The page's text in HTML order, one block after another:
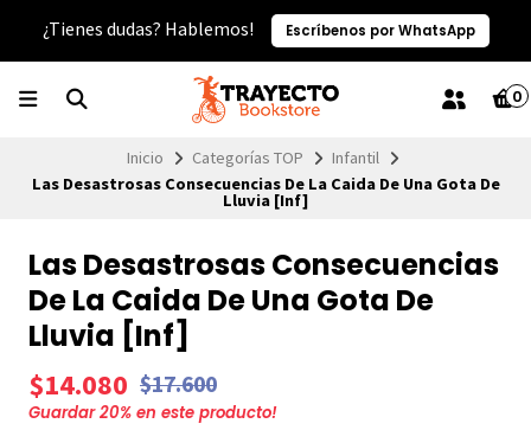
¿Tienes dudas? Hablemos! Escríbenos por WhatsApp
0
Inicio Categorías TOP
Infantil
Las Desastrosas Consecuencias De La Caida De Una Gota De
Lluvia [Inf]
Las Desastrosas Consecuencias
De La Caida De Una Gota De
Lluvia [Inf]
$14.080 $17.600
Guardar20% en este producto!